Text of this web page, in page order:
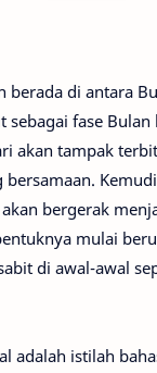
berada di antara
sebagai fase Bulan
akan tampak
bergerak
mulai
di awal-awal
adalah istilah